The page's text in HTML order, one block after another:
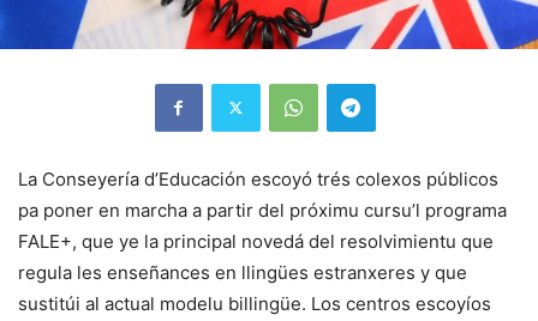
La Conseyería d’Educación escoyó trés colexos públicos
pa poner en marcha a partir del próximu cursu’l programa
FALE+, que ye la principal novedá del resolvimientu que
regula les enseñances en llingües estranxeres y que
sustitúi al actual modelu billingüe. Los centros escoyíos